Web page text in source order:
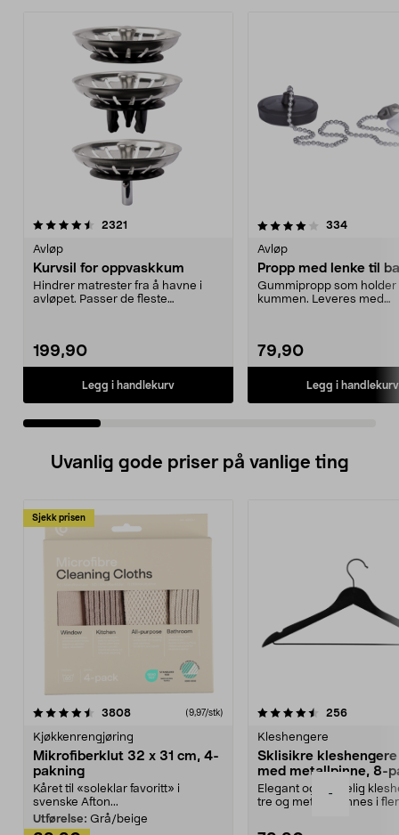
-
2321
Avløp
Kurvsil for oppvaskkum
Hindrer matrester fra å havne i
avløpet. Passer de fleste
199,90
Legg i handlekurv
4.0 av 5 stjerner 334
Avløp
Propp med lenke til
Gummipropp som holder
kummen. Leveres med
79,90
Legg i handlekurv
4.5 av 5 stjerner
Uvanlig gode priser på vanlige ting
Sjekk prisen
3808anmeldelser(9,97/stk)
Kjøkkenrengjøring
Mikrofiberklut 32 x 31 cm, 4-
pakning
Kåret til «soleklar favoritt» i
svenske Afton...
Utførelse: Grå/beige
4.5av 5 stjerner 256
Kleshengere
Sklisikre
med metallpinne, 8-
Elegant og skikkelig
tre og metall – finnes i
4.5av 5 stjerner